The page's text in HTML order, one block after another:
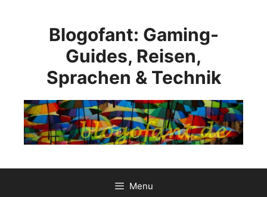
Blogofant: Gaming-
Guides, Reisen,
Sprachen & Technik
Menu